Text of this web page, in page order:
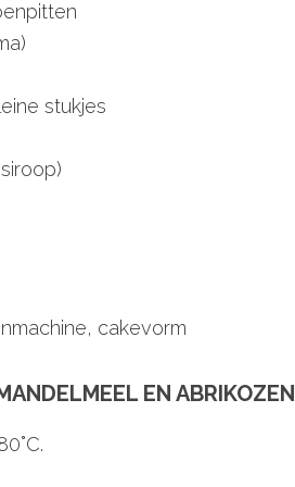
stukjes
cakevorm
EN ABRIKOZEN